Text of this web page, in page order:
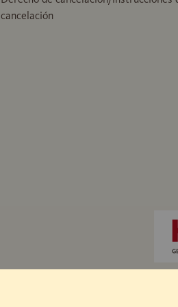
cancelación